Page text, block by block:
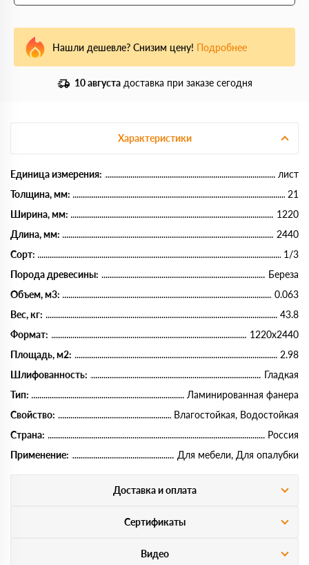
Нашли дешевле? Снизим цену! Подробнее
10 августа доставка при заказе сегодня
Характеристики
Единица измерения:
лист
Толщина, мм:
21
Ширина, мм:
1220
Длина, мм:
2440
Сорт:
1/3
Порода древесины:
Береза
Объем, м3:
0.063
Вес, кг:
43.8
Формат:
1220х2440
Площадь, м2:
2.98
Шлифованность:
Гладкая
Тип:
Ламинированная фанера
Свойство:
Влагостойкая, Водостойкая
Страна:
Россия
Применение:
Для мебели, Для опалубки
Доставка и оплата
Сертификаты
Видео